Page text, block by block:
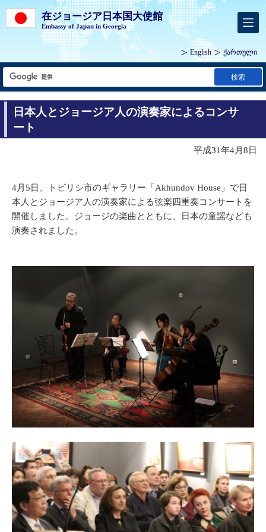
在ジョージア日本国大使館
Embassy of Japan in Georgia
English ქართული
検索
日本人とジョージア人の演奏家によるコンサ
ート
平成31年4月8日
4月5日、トビリシ市のギャラリー「Akhundov House」で日
本人とジョージア人の演奏家による弦楽四重奏コンサートを
開催しました。ジョージの楽曲とともに、日本の童謡なども
演奏されました。